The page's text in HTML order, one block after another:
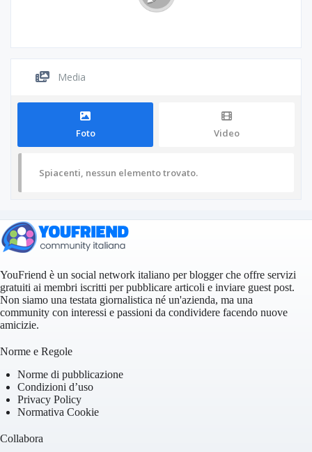
Media
Foto Video
Spiacenti, nessun elemento trovato.
YouFriend è un social network italiano per blogger che offre servizi
gratuiti ai membri iscritti per pubblicare articoli e inviare guest post.
Non siamo una testata giornalistica né un'azienda, ma una
community con interessi e passioni da condividere facendo nuove
amicizie.
Norme e Regole
Norme di pubblicazione
Condizioni d’uso
Privacy Policy
Normativa Cookie
Collabora